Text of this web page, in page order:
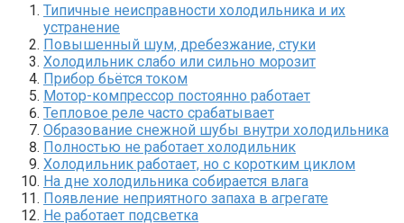
Типичные неисправности холодильника и их
устранение
Повышенный шум, дребезжание, стуки
Холодильник слабо или сильно морозит
Прибор бьётся током
Мотор-компрессор постоянно работает
Тепловое реле часто срабатывает
Образование снежной шубы внутри холодильника
Полностью не работает холодильник
Холодильник работает, но с коротким циклом
На дне холодильника собирается влага
Появление неприятного запаха в агрегате
Не работает подсветка